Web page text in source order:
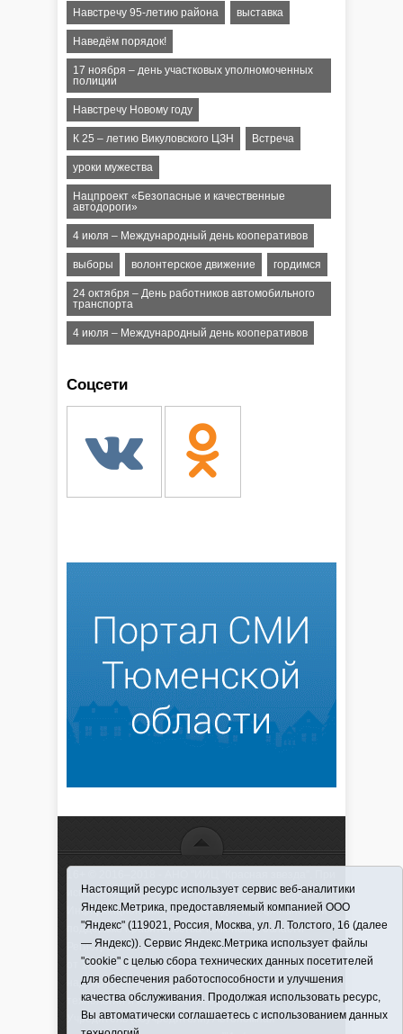
Навстречу 95-летию района выставка
Наведём порядок!
17 ноября – день участковых уполномоченных
полиции
Навстречу Новому году
К 25 – летию Викуловского ЦЗН Встреча
уроки мужества
Нацпроект «Безопасные и качественные
автодороги»
4 июля – Международный день кооперативов
выборы волонтерское движение гордимся
24 октября – День работников автомобильного
транспорта
4 июля – Международный день кооперативов
Соцсети
использовании материалов ссылка обязательна
Информационная лента выходит при финансовой
поддержке правительства Тюменской области
Регистрационный номер СМИ ЭЛ № ФС 77-66066
от 10.06. 2016 г. выдано Федеральной службой по
надзору в сфере связи, информационных
технологий и массовых коммуникаций.
Учредитель (соучредители) Автономная
Настоящий ресурс использует сервис веб-аналитики
Яндекс.Метрика, предоставляемый компанией ООО
"Яндекс" (119021, Россия, Москва, ул. Л. Толстого, 16 (далее
— Яндекс)). Сервис Яндекс.Метрика использует файлы
"cookie" с целью сбора технических данных посетителей
для обеспечения работоспособности и улучшения
качества обслуживания. Продолжая использовать ресурс,
Вы автоматически соглашаетесь с использованием данных